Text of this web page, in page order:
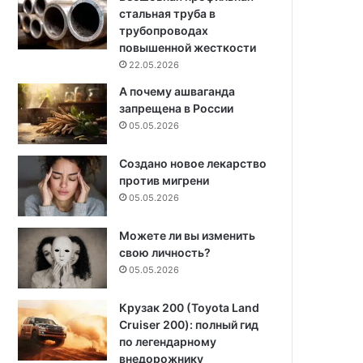
стальная труба в
трубопроводах
повышенной жесткости
22.05.2026
А почему ашваганда
запрещена в России
05.05.2026
Создано новое лекарство
против мигрени
05.05.2026
Можете ли вы изменить
свою личность?
05.05.2026
Крузак 200 (Toyota Land
Cruiser 200): полный гид
по легендарному
внедорожнику